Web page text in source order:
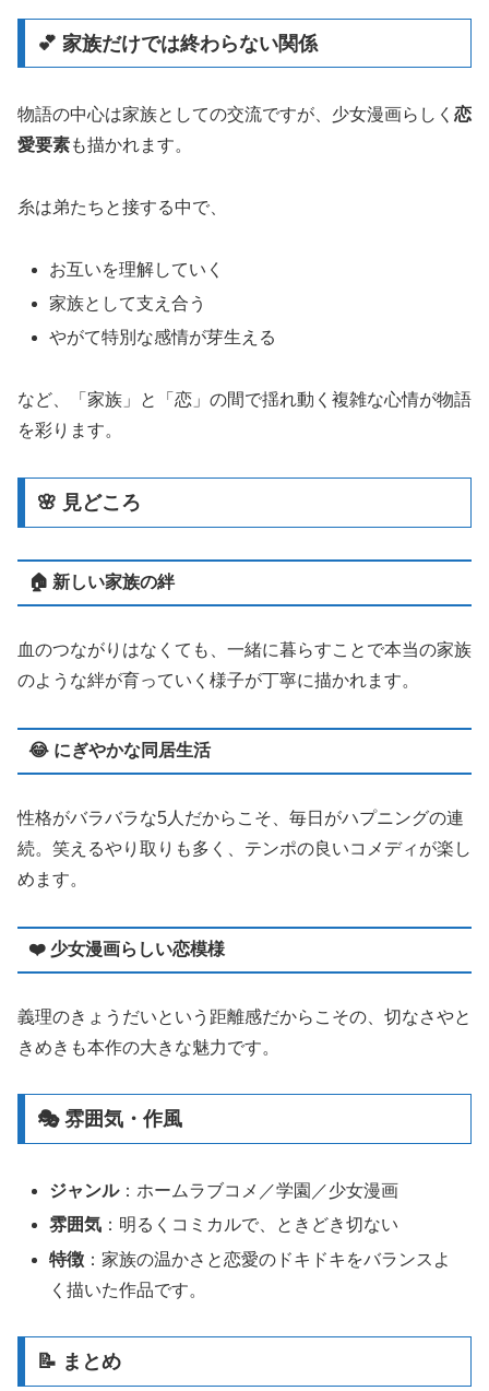
💕 家族だけでは終わらない関係
物語の中心は家族としての交流ですが、少女漫画らしく 恋
愛要素も描かれます。
糸は弟たちと接する中で、
お互いを理解していく
家族として支え合う
やがて特別な感情が芽生える
など、「家族」と「恋」の間で揺れ動く複雑な心情が物語
を彩ります。
🌸 見どころ
🏠 新しい家族の絆
血のつながりはなくても、一緒に暮らすことで本当の家族
のような絆が育っていく様子が丁寧に描かれます。
😂 にぎやかな同居生活
性格がバラバラな5人だからこそ、毎日がハプニングの連
続。笑えるやり取りも多く、テンポの良いコメディが楽し
めます。
❤️ 少女漫画らしい恋模様
義理のきょうだいという距離感だからこその、切なさやと
きめきも本作の大きな魅力です。
🎭 雰囲気・作風
ジャンル：ホームラブコメ／学園／少女漫画
雰囲気 ：明るくコミカルで、ときどき切ない
特徴 ：家族の温かさと恋愛のドキドキをバランスよ
く描いた作品です。
📝 まとめ